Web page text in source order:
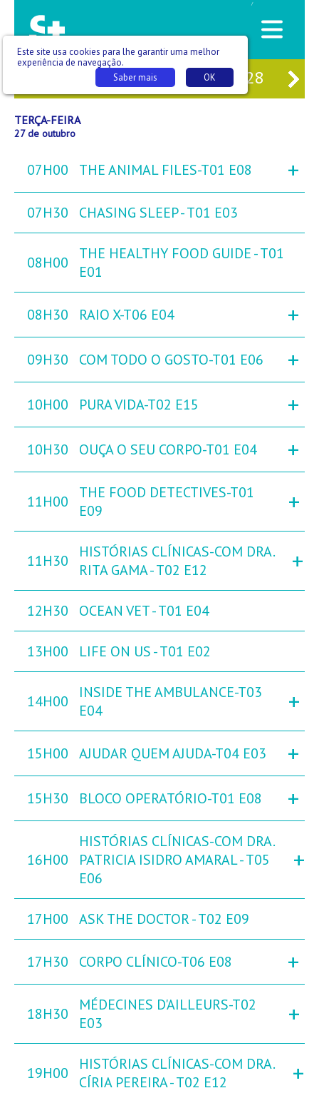
/
26 TER 27 QUA 28
TERÇA-FEIRA
27 de outubro
07H00 THE ANIMAL FILES-T01 E08 +
07H30 CHASING SLEEP - T01 E03
08H00
THE HEALTHY FOOD GUIDE - T01
E01
08H30 RAIO X-T06 E04 +
09H30 COM TODO O GOSTO-T01 E06 +
10H00 PURA VIDA-T02 E15 +
10H30 OUÇA O SEU CORPO-T01 E04 +
11H00
THE FOOD DETECTIVES-T01
E09
+
11H30
HISTÓRIAS CLÍNICAS-COM DRA.
RITA GAMA - T02 E12
+
12H30 OCEAN VET - T01 E04
13H00 LIFE ON US - T01 E02
14H00
INSIDE THE AMBULANCE-T03
E04
+
15H00 AJUDAR QUEM AJUDA-T04 E03 +
15H30 BLOCO OPERATÓRIO-T01 E08 +
16H00
HISTÓRIAS CLÍNICAS-COM DRA.
PATRICIA ISIDRO AMARAL - T05
E06
+
17H00 ASK THE DOCTOR - T02 E09
17H30 CORPO CLÍNICO-T06 E08 +
18H30
MÉDECINES D'AILLEURS-T02
E03
+
19H00
HISTÓRIAS CLÍNICAS-COM DRA.
CÍRIA PEREIRA - T02 E12
+
Este site usa cookies para lhe garantir uma melhor
experiência de navegação.
OK
Saber mais